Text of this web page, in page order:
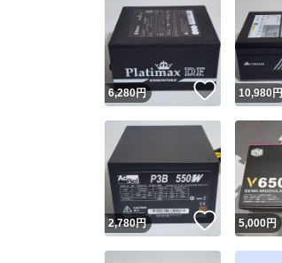
6,280円 いいね！
10,980円
2,780円 いいね！
5,000円